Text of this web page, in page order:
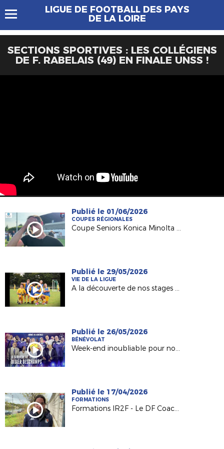
LIGUE DE FOOTBALL DES PAYS
DE LA LOIRE
SECTIONS SPORTIVES : LES COLLÉGIENS
DE F. RABELAIS (49) EN FINALE UNSS !
Publié le 01/06/2026
COUPES RÉGIONALES
Coupe Seniors Konica Minolta : le trophée pour Pouzauges Bocage !
Publié le 29/05/2026
VIE DE LA LIGUE
A la découverte de nos stages d'été DESTIFOOT !
Publié le 26/05/2026
BÉNÉVOLAT
Week-end inoubliable pour nos Bénévoles
Publié le 17/04/2026
FORMATIONS
Formations IR2F - Le DF Coach Seniors (Mathieu HUITRIC, Typhaine COCHON et Redha FRESNEAU)